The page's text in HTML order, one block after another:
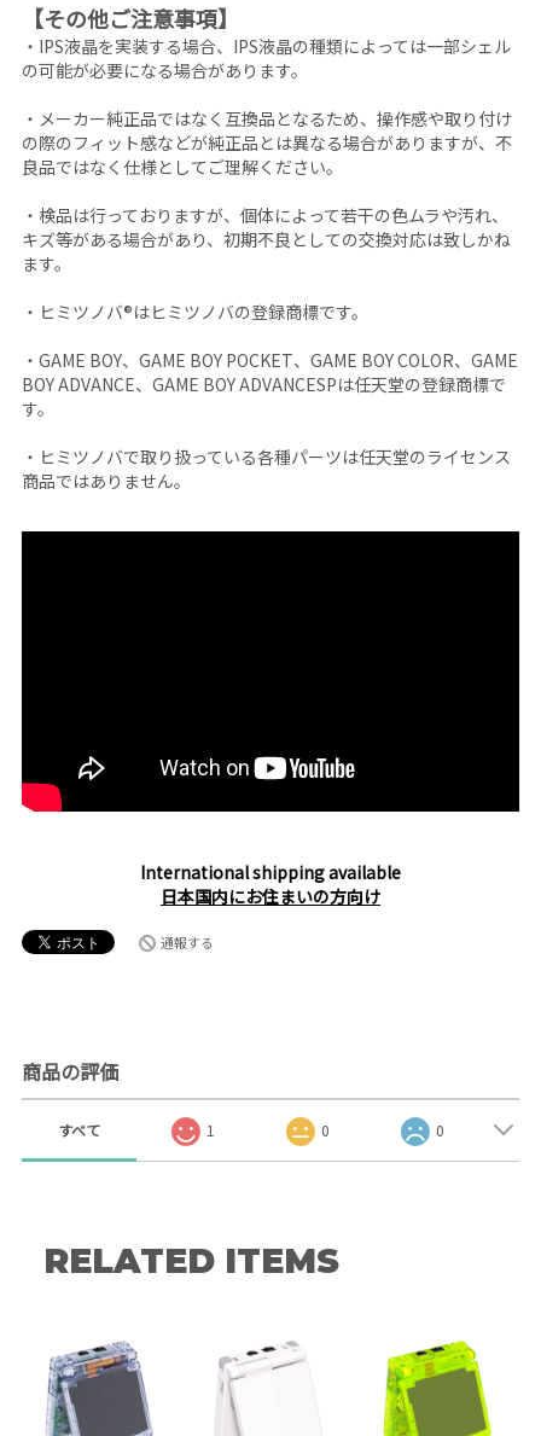
【その他ご注意事項】
・IPS液晶を実装する場合、IPS液晶の種類によっては一部シェル
の可能が必要になる場合があります。
・メーカー純正品ではなく互換品となるため、操作感や取り付け
の際のフィット感などが純正品とは異なる場合がありますが、不
良品ではなく仕様としてご理解ください。
・検品は行っておりますが、個体によって若干の色ムラや汚れ、
キズ等がある場合があり、初期不良としての交換対応は致しかね
ます。
・ヒミツノバ®はヒミツノバの登録商標です。
・GAME BOY、GAME BOY POCKET、GAME BOY COLOR、GAME
BOY ADVANCE、GAME BOY ADVANCESPは任天堂の登録商標で
す。
・ヒミツノバで取り扱っている各種パーツは任天堂のライセンス
商品ではありません。
International shipping available
日本国内にお住まいの方向け
通報する
商品の評価
すべて 1 0 0
RELATED ITEMS